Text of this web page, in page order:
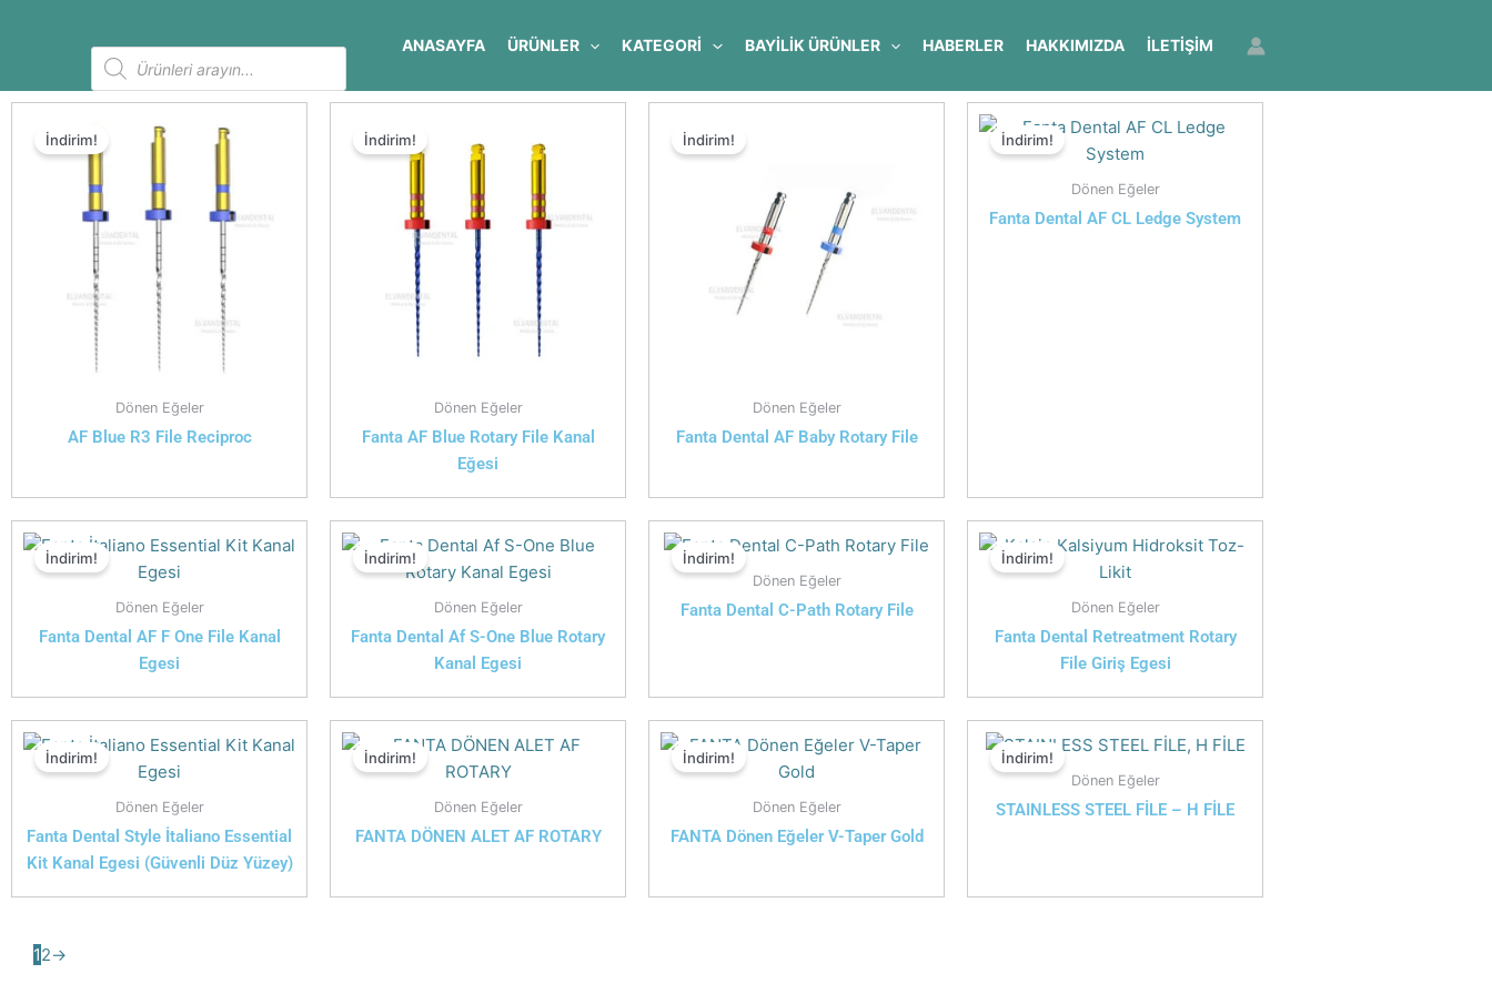
Products
search
ANASAYFA ÜRÜNLER KATEGORİ BAYILIK ÜRÜNLER HABERLER HAKKIMIZDA İLETIŞIM
İndirim!
Dönen Eğeler
AF Blue R3 File Reciproc
İndirim!
Dönen Eğeler
Fanta AF Blue Rotary File Kanal
Eğesi
İndirim!
Dönen Eğeler
Fanta Dental AF Baby Rotary File
İndirim!
Dönen Eğeler
Fanta Dental AF CL Ledge System
İndirim!
Dönen Eğeler
Fanta Dental AF F One File Kanal
Egesi
İndirim!
Dönen Eğeler
Fanta Dental Af S-One Blue Rotary
Kanal Egesi
İndirim!
Dönen Eğeler
Fanta Dental C-Path Rotary File
İndirim!
Dönen Eğeler
Fanta Dental Retreatment Rotary
File Giriş Egesi
İndirim!
Dönen Eğeler
Fanta Dental Style İtaliano Essential
Kit Kanal Egesi (Güvenli Düz Yüzey)
İndirim!
Dönen Eğeler
FANTA DÖNEN ALET AF ROTARY
İndirim!
Dönen Eğeler
FANTA Dönen Eğeler V-Taper Gold
İndirim!
Dönen Eğeler
STAINLESS STEEL FİLE – H FİLE
12→